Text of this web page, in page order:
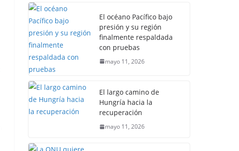
El océano Pacífico bajo
presión y su región
finalmente respaldada
con pruebas
mayo 11, 2026
El largo camino de
Hungría hacia la
recuperación
mayo 11, 2026